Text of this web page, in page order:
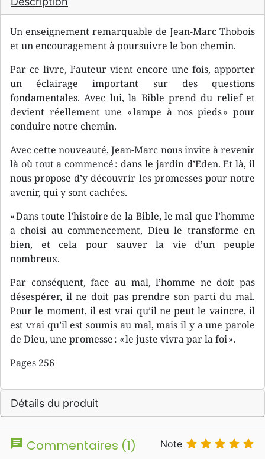
Un enseignement remarquable de Jean-Marc Thobois
et un encouragement à poursuivre le bon chemin.
Par ce livre, l’auteur vient encore une fois, apporter
un éclairage important sur des questions
fondamentales. Avec lui, la Bible prend du relief et
devient réellement une « lampe à nos pieds » pour
conduire notre chemin.
Avec cette nouveauté, Jean-Marc nous invite à revenir
là où tout a commencé : dans le jardin d’Eden. Et là, il
nous propose d’y découvrir les promesses pour notre
avenir, qui y sont cachées.
« Dans toute l’histoire de la Bible, le mal que l’homme
a choisi au commencement, Dieu le transforme en
bien, et cela pour sauver la vie d’un peuple
nombreux.
Par conséquent, face au mal, l’homme ne doit pas
désespérer, il ne doit pas prendre son parti du mal.
Pour le moment, il est vrai qu’il ne peut le vaincre, il
est vrai qu’il est soumis au mal, mais il y a une parole
de Dieu, une promesse : « le juste vivra par la foi ».
Pages 256
Détails du produit
chat Commentaires (1) Note     